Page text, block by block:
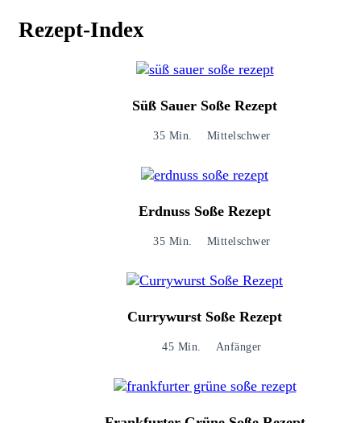
Rezept-Index
Süß Sauer Soße Rezept
35 Min. Mittelschwer
Erdnuss Soße Rezept
35 Min. Mittelschwer
Currywurst Soße Rezept
45 Min. Anfänger